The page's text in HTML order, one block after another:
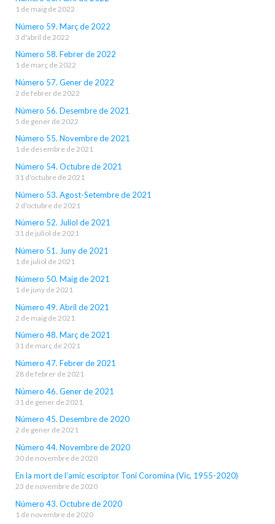
1 de maig de 2022
Número 59. Març de 2022
3 d'abril de 2022
Número 58. Febrer de 2022
1 de març de 2022
Número 57. Gener de 2022
2 de febrer de 2022
Número 56. Desembre de 2021
5 de gener de 2022
Número 55. Novembre de 2021
1 de desembre de 2021
Número 54. Octubre de 2021
31 d'octubre de 2021
Número 53. Agost-Setembre de 2021
2 d'octubre de 2021
Número 52. Juliol de 2021
31 de juliol de 2021
Número 51. Juny de 2021
1 de juliol de 2021
Número 50. Maig de 2021
1 de juny de 2021
Número 49. Abril de 2021
2 de maig de 2021
Número 48. Març de 2021
31 de març de 2021
Número 47. Febrer de 2021
28 de febrer de 2021
Número 46. Gener de 2021
31 de gener de 2021
Número 45. Desembre de 2020
2 de gener de 2021
Número 44. Novembre de 2020
30 de novembre de 2020
En la mort de l’amic escriptor Toni Coromina (Vic, 1955-2020)
23 de novembre de 2020
Número 43. Octubre de 2020
1 de novembre de 2020